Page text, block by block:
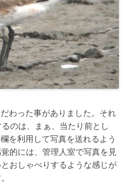
わった事がありました。それ
のは、まぁ、当たり前とし
を利用して写真を送れるよう
的には、管理人室で写真を見
おしゃべりするような感じが